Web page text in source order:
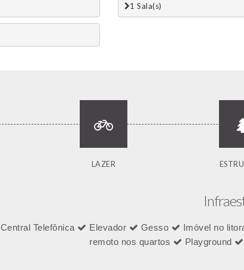
1 Sala(s)
LAZER
Central Telefônica Elevador Gesso Imóvel no
remoto nos quartos
Playground